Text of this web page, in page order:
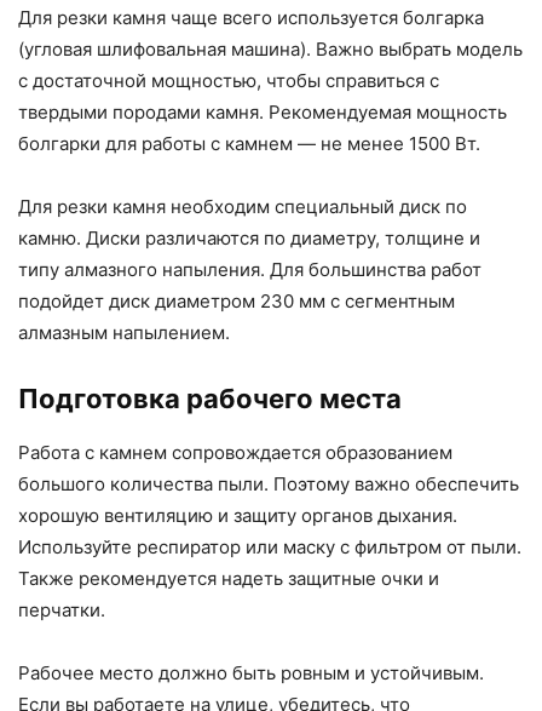
Для резки камня чаще всего используется болгарка
(угловая шлифовальная машина). Важно выбрать модель
с достаточной мощностью, чтобы справиться с
твердыми породами камня. Рекомендуемая мощность
болгарки для работы с камнем — не менее 1500 Вт.
Для резки камня необходим специальный диск по
камню. Диски различаются по диаметру, толщине и
типу алмазного напыления. Для большинства работ
подойдет диск диаметром 230 мм с сегментным
алмазным напылением.
Подготовка рабочего места
Работа с камнем сопровождается образованием
большого количества пыли. Поэтому важно обеспечить
хорошую вентиляцию и защиту органов дыхания.
Используйте респиратор или маску с фильтром от пыли.
Также рекомендуется надеть защитные очки и
перчатки.
Рабочее место должно быть ровным и устойчивым.
Если вы работаете на улице, убедитесь, что